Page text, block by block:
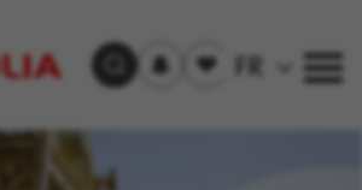
Trouver un emploi
aux
Offre(s)
sauvegardée(s)
FR